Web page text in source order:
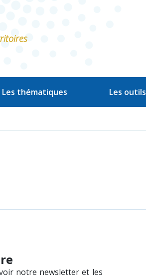
Les thématiques Les outils
notre newsletter et les